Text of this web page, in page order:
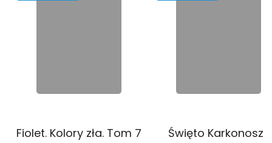
Fiolet. Kolory zła. Tom 7 Święto Karkonoszy